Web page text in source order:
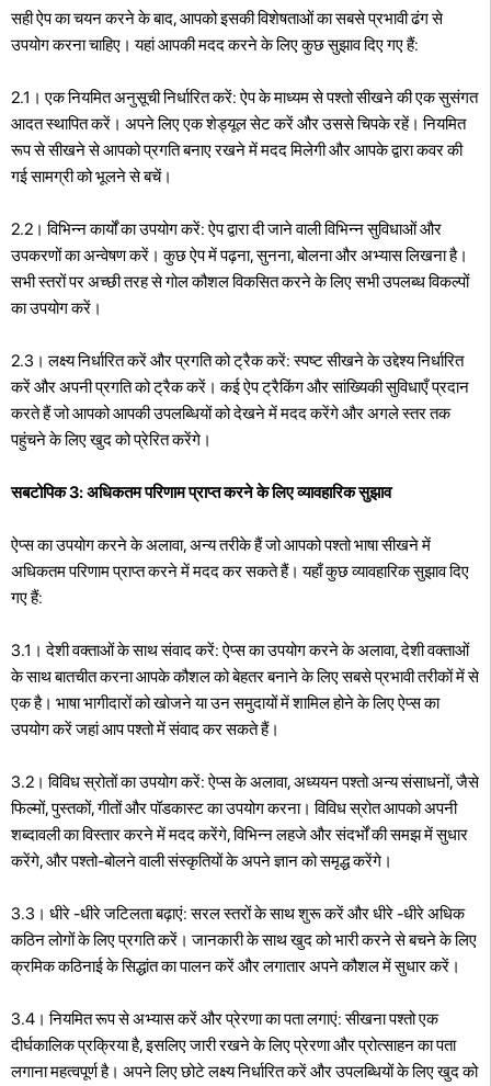
सही ऐप का चयन करने के बाद, आपको इसकी विशेषताओं का सबसे प्रभावी ढंग से
उपयोग करना चाहिए। यहां आपकी मदद करने के लिए कुछ सुझाव दिए गए हैं:
2.1। एक नियमित अनुसूची निर्धारित करें: ऐप के माध्यम से पश्तो सीखने की एक सुसंगत
आदत स्थापित करें। अपने लिए एक शेड्यूल सेट करें और उससे चिपके रहें। नियमित
रूप से सीखने से आपको प्रगति बनाए रखने में मदद मिलेगी और आपके द्वारा कवर की
गई सामग्री को भूलने से बचें।
2.2। विभिन्न कार्यों का उपयोग करें: ऐप द्वारा दी जाने वाली विभिन्न सुविधाओं और
उपकरणों का अन्वेषण करें। कुछ ऐप में पढ़ना, सुनना, बोलना और अभ्यास लिखना है।
सभी स्तरों पर अच्छी तरह से गोल कौशल विकसित करने के लिए सभी उपलब्ध विकल्पों
का उपयोग करें।
2.3। लक्ष्य निर्धारित करें और प्रगति को ट्रैक करें: स्पष्ट सीखने के उद्देश्य निर्धारित
करें और अपनी प्रगति को ट्रैक करें। कई ऐप ट्रैकिंग और सांख्यिकी सुविधाएँ प्रदान
करते हैं जो आपको आपकी उपलब्धियों को देखने में मदद करेंगे और अगले स्तर तक
पहुंचने के लिए खुद को प्रेरित करेंगे।
सबटोपिक 3: अधिकतम परिणाम प्राप्त करने के लिए व्यावहारिक सुझाव
ऐप्स का उपयोग करने के अलावा, अन्य तरीके हैं जो आपको पश्तो भाषा सीखने में
अधिकतम परिणाम प्राप्त करने में मदद कर सकते हैं। यहाँ कुछ व्यावहारिक सुझाव दिए
गए हैं:
3.1। देशी वक्ताओं के साथ संवाद करें: ऐप्स का उपयोग करने के अलावा, देशी वक्ताओं
के साथ बातचीत करना आपके कौशल को बेहतर बनाने के लिए सबसे प्रभावी तरीकों में से
एक है। भाषा भागीदारों को खोजने या उन समुदायों में शामिल होने के लिए ऐप्स का
उपयोग करें जहां आप पश्तो में संवाद कर सकते हैं।
3.2। विविध स्रोतों का उपयोग करें: ऐप्स के अलावा, अध्ययन पश्तो अन्य संसाधनों, जैसे
फिल्मों, पुस्तकों, गीतों और पॉडकास्ट का उपयोग करना। विविध स्रोत आपको अपनी
शब्दावली का विस्तार करने में मदद करेंगे, विभिन्न लहजे और संदर्भों की समझ में सुधार
करेंगे, और पश्तो-बोलने वाली संस्कृतियों के अपने ज्ञान को समृद्ध करेंगे।
3.3। धीरे -धीरे जटिलता बढ़ाएं: सरल स्तरों के साथ शुरू करें और धीरे -धीरे अधिक
कठिन लोगों के लिए प्रगति करें। जानकारी के साथ खुद को भारी करने से बचने के लिए
क्रमिक कठिनाई के सिद्धांत का पालन करें और लगातार अपने कौशल में सुधार करें।
3.4। नियमित रूप से अभ्यास करें और प्रेरणा का पता लगाएं: सीखना पश्तो एक
दीर्घकालिक प्रक्रिया है, इसलिए जारी रखने के लिए प्रेरणा और प्रोत्साहन का पता
लगाना महत्वपूर्ण है। अपने लिए छोटे लक्ष्य निर्धारित करें और उपलब्धियों के लिए खुद को